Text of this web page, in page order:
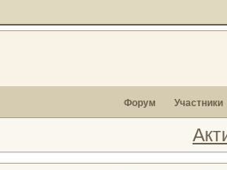
Форум Участники